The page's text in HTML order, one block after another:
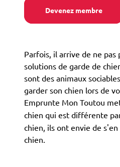
Devenez membre
Parfois, il arrive de ne
solutions de garde de
sont des animaux
garder son chien lors de
Emprunte Mon Toutou
chien qui est différente
chien, ils ont envie de
chien.